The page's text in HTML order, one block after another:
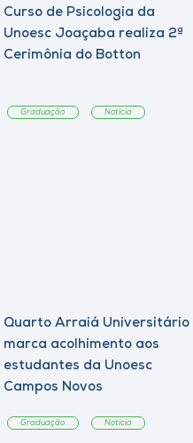
Curso de Psicologia da
Unoesc Joaçaba realiza 2ª
Cerimônia do Botton
Graduação Notícia
Quarto Arraiá Universitário
marca acolhimento aos
estudantes da Unoesc
Campos Novos
Graduação Notícia